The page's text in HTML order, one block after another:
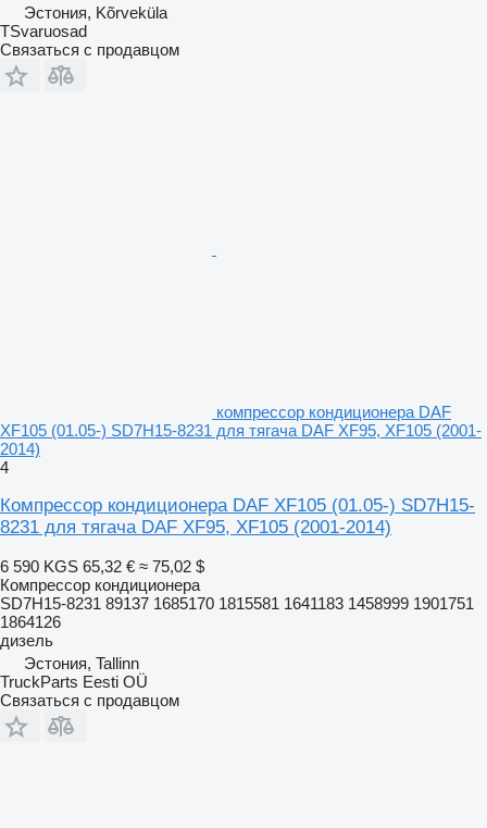
Эстония, Kõrveküla
TSvaruosad
Связаться с продавцом
компрессор кондиционера DAF
XF105 (01.05-) SD7H15-8231 для тягача DAF XF95, XF105 (2001-
2014)
4
Компрессор кондиционера DAF XF105 (01.05-) SD7H15-
8231 для тягача DAF XF95, XF105 (2001-2014)
6 590 KGS 65,32 € ≈ 75,02 $
Компрессор кондиционера
SD7H15-8231 89137 1685170 1815581 1641183 1458999 1901751
1864126
дизель
Эстония, Tallinn
TruckParts Eesti OÜ
Связаться с продавцом